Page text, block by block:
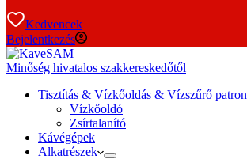
Kedvencek
Bejelentkezés
Minőség hivatalos szakkereskedőtől
Tisztítás & Vízkőoldás & Vízszűrő patron
Vízkőoldó
Zsírtalanító
Kávégépek
Alkatrészek